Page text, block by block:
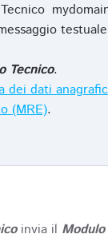
Tecnico.
dei dati
(MRE).
invia il